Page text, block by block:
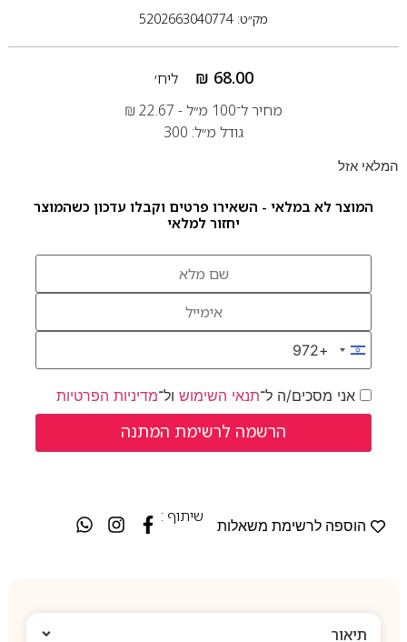
מק״ט: 5202663040774
₪ 68.00
ליח׳
מחיר ל־100 מ״ל -
₪ 22.67
גודל מ״ל: 300
המלאי אזל
המוצר לא במלאי - השאירו פרטים וקבלו עדכון כשהמוצר
יחזור למלאי
Israel +972
+972
אני מסכים/ה ל־תנאי השימושול־מדיניות הפרטיות
הוספה לרשימת משאלות
שיתוף :
תיאור